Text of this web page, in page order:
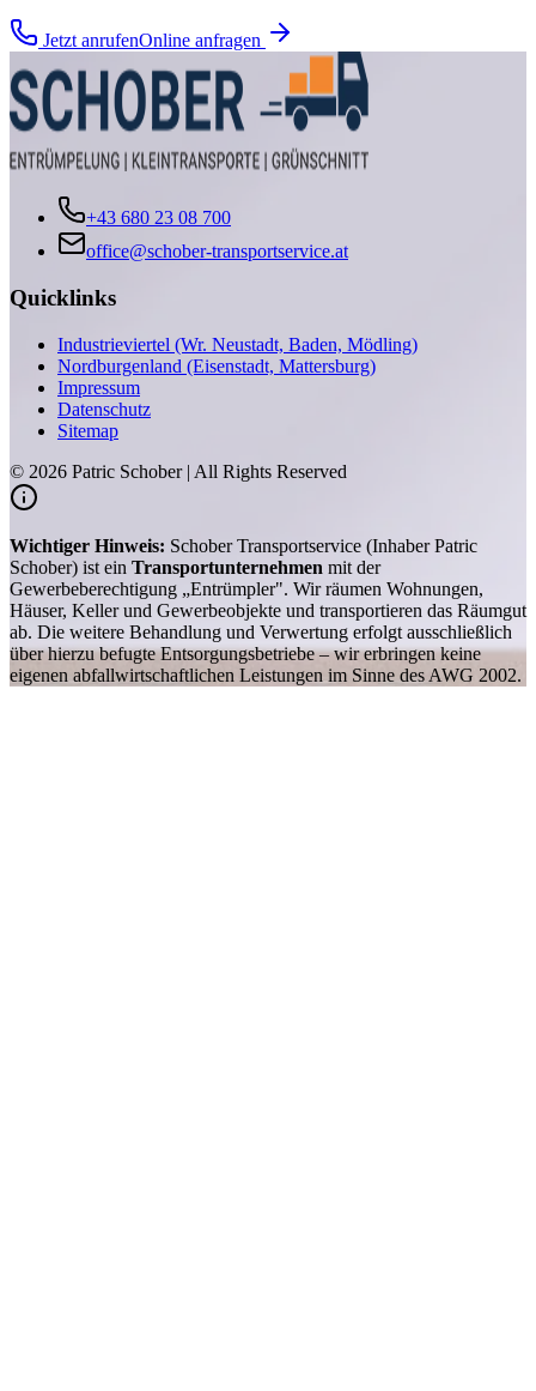
Jetzt anrufenOnline anfragen
+43 680 23 08 700
office@schober-transportservice.at
Quicklinks
Industrieviertel (Wr. Neustadt, Baden, Mödling)
Nordburgenland (Eisenstadt, Mattersburg)
Impressum
Datenschutz
Sitemap
© 2026 Patric Schober | All Rights Reserved
Wichtiger Hinweis: Schober Transportservice (Inhaber Patric
Schober) ist ein Transportunternehmen mit der
Gewerbeberechtigung „Entrümpler". Wir räumen Wohnungen,
Häuser, Keller und Gewerbeobjekte und transportieren das Räumgut
ab. Die weitere Behandlung und Verwertung erfolgt ausschließlich
über hierzu befugte Entsorgungsbetriebe – wir erbringen keine
eigenen abfallwirtschaftlichen Leistungen im Sinne des AWG 2002.